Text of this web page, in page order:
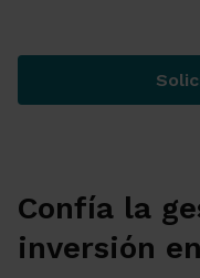
Confía la
inversión